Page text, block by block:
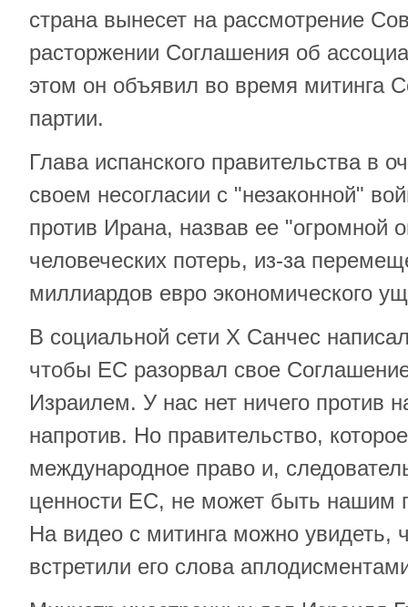
страна вынесет на рассмотрение
расторжении Соглашения об
этом он объявил во время митинга
партии.
Глава испанского правительства в
своем несогласии с "незаконной"
против Ирана, назвав ее "огромной
человеческих потерь, из-за
миллиардов евро экономического
В социальной сети Х Санчес
чтобы ЕС разорвал свое
Израилем. У нас нет ничего против
напротив. Но правительство,
международное право и,
ценности ЕС, не может быть нашим
На видео с митинга можно увидеть,
встретили его слова